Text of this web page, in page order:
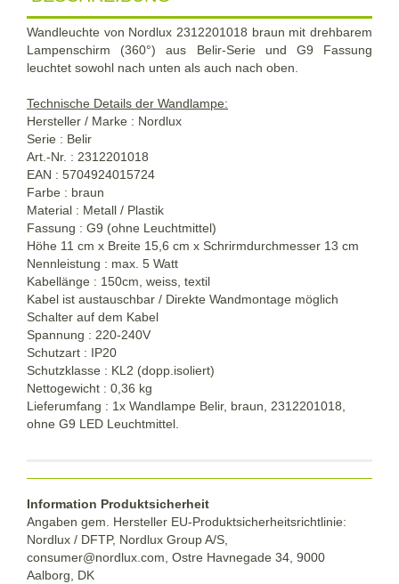
Wandleuchte von Nordlux 2312201018 braun mit drehbarem
Lampenschirm (360°) aus Belir-Serie und G9 Fassung
leuchtet sowohl nach unten als auch nach oben.
Technische Details der Wandlampe:
Hersteller / Marke : Nordlux
Serie : Belir
Art.-Nr. : 2312201018
EAN : 5704924015724
Farbe : braun
Material : Metall / Plastik
Fassung : G9 (ohne Leuchtmittel)
Höhe 11 cm x Breite 15,6 cm x Schrirmdurchmesser 13 cm
Nennleistung : max. 5 Watt
Kabellänge : 150cm, weiss, textil
Kabel ist austauschbar / Direkte Wandmontage möglich
Schalter auf dem Kabel
Spannung : 220-240V
Schutzart : IP20
Schutzklasse : KL2 (dopp.isoliert)
Nettogewicht : 0,36 kg
Lieferumfang : 1x Wandlampe Belir, braun, 2312201018,
ohne G9 LED Leuchtmittel.
Information Produktsicherheit
Angaben gem. Hersteller EU-Produktsicherheitsrichtlinie:
Nordlux / DFTP, Nordlux Group A/S,
consumer@nordlux.com, Ostre Havnegade 34, 9000
Aalborg, DK